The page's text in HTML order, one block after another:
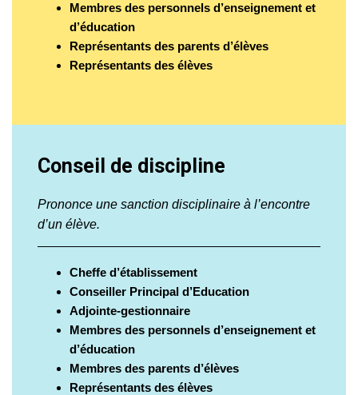
Membres des personnels d’enseignement et
d’éducation
Représentants des parents d’élèves
Représentants des élèves
Conseil de discipline
Prononce une sanction disciplinaire à l’encontre
d’un élève.
Cheffe d’établissement
Conseiller Principal d’Education
Adjointe-gestionnaire
Membres des personnels d’enseignement et
d’éducation
Membres des parents d’élèves
Représentants des élèves